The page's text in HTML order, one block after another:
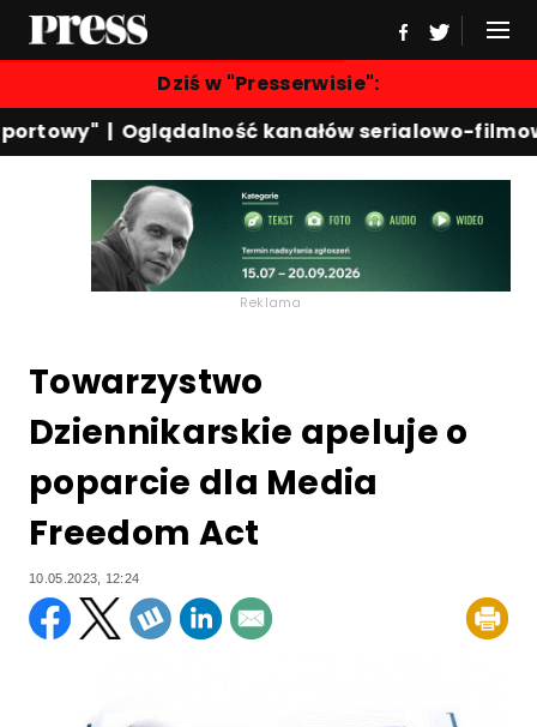
Dziś w "Presserwisie":
|Oglądalność kanałów serialowo-
Reklama
Towarzystwo
Dziennikarskie apeluje o
poparcie dla Media
Freedom Act
10.05.2023, 12:24